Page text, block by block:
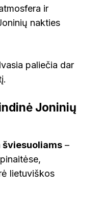
ir
nakties
paliečia dar
Joninių
šviesuoliams –
lietuviškos